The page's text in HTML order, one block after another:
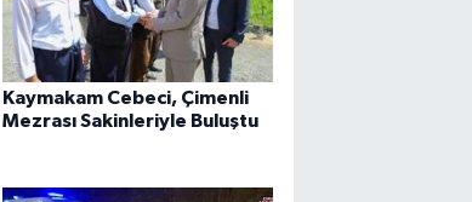
Kaymakam Cebeci, Çimenli
Mezrası Sakinleriyle Buluştu